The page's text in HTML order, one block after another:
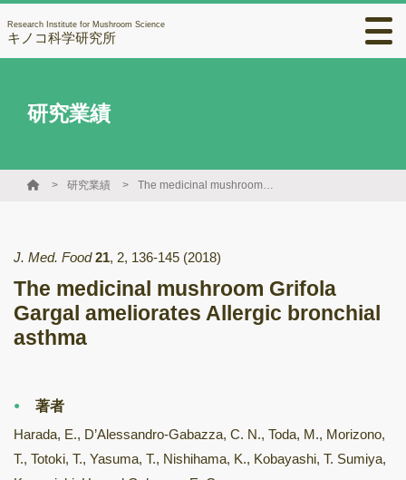
Research Institute for Mushroom Science
キノコ科学研究所
研究業績
研究業績 The medicinal mushroom Grifola Gargal ameliorates Allergic bronchial asthma
J. Med. Food 21, 2, 136-145 (2018)
The medicinal mushroom Grifola
Gargal ameliorates Allergic bronchial
asthma
著者
Harada, E., D’Alessandro-Gabazza, C. N., Toda, M., Morizono,
T., Totoki, T., Yasuma, T., Nishihama, K., Kobayashi, T. Sumiya,